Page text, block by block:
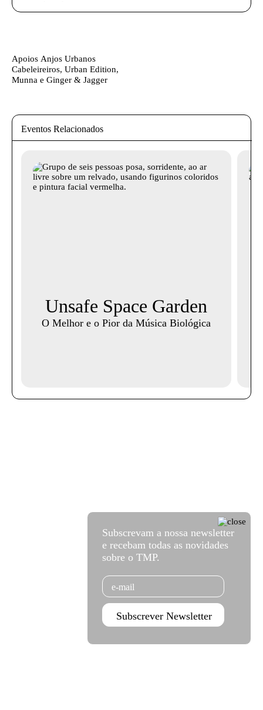
Apoios Anjos Urbanos
Cabeleireiros, Urban Edition,
Munna e Ginger & Jagger
Eventos Relacionados
Unsafe Space Garden
O Melhor e o Pior da Música Biológica
Subscrevam a nossa newsletter
e recebam todas as novidades
sobre o TMP.
Email
Subscrever Newsletter